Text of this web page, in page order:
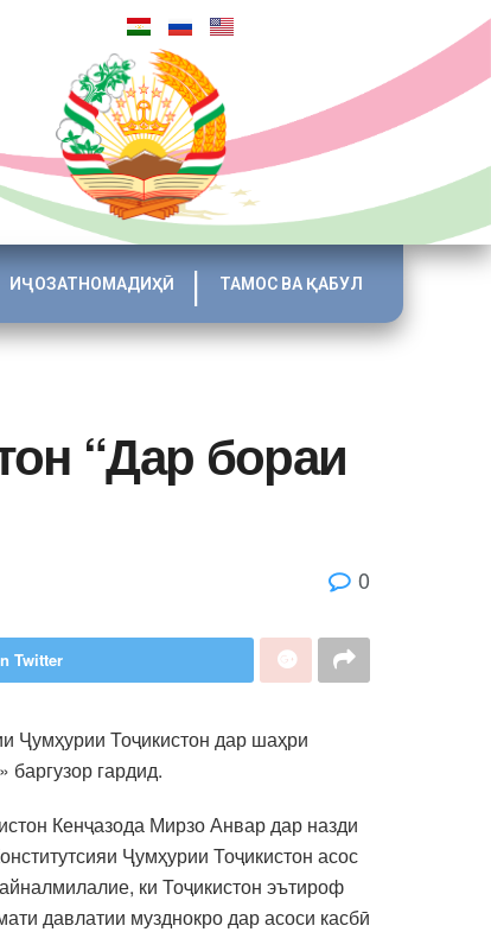
ИҶОЗАТНОМАДИҲӢ ТАМОС ВА ҚАБУЛ
“Дар бораи
0
Twitter
Ҷумҳурии Тоҷикистон дар шаҳри
гардид.
Кенҷазода Мирзо Анвар дар назди
Ҷумҳурии Тоҷикистон асос
ки Тоҷикистон эътироф
давлатии музднокро дар асоси касбӣ